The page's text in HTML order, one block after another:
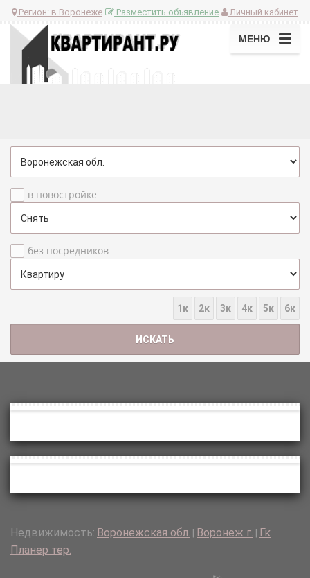
Регион: в Воронеже Личный кабинет
Разместить объявление
МЕНЮ
в новостройке
без посредников
1к 2к 3к 4к 5к 6к
Недвижимость: Воронежская обл. Воронеж г.
Гк
Планер тер.